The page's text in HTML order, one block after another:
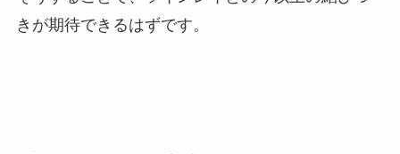
きが期待できるはずです。